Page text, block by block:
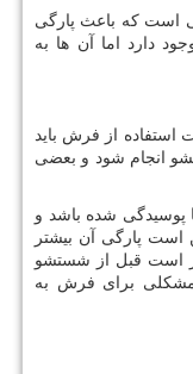
است که باعث پارگی
دارد اما آن ها به
از فرش باید
انجام شود و بعضی
پوسیدگی شده باشد و
پارگی آن بیشتر
است قبل از شستشو
مشکلی برای فرش به